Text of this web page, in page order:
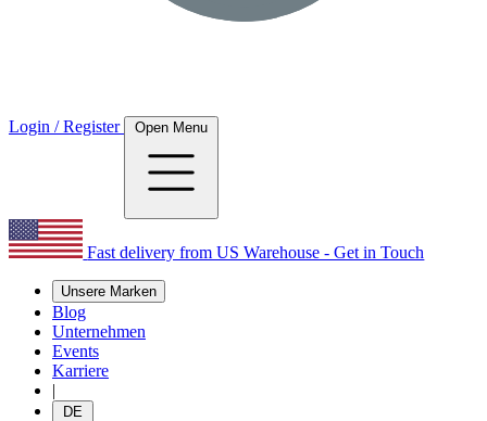
Login / Register Open Menu
Fast delivery from US Warehouse - Get in Touch
Unsere Marken
Blog
Unternehmen
Events
Karriere
|
DE